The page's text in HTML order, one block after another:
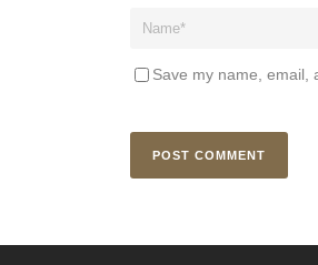
Save my name, email,